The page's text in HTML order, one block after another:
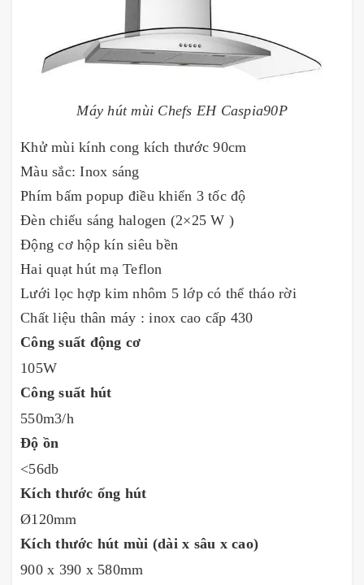
Máy hút mùi Chefs EH Caspia90P
Khử mùi kính cong kích thước 90cm
Màu sắc: Inox sáng
Phím bấm popup điều khiển 3 tốc độ
Đèn chiếu sáng halogen (2×25 W )
Động cơ hộp kín siêu bền
Hai quạt hút mạ Teflon
Lưới lọc hợp kim nhôm 5 lớp có thể tháo rời
Chất liệu thân máy : inox cao cấp 430
Công suất động cơ
105W
Công suất hút
550m3/h
Độ ồn
<56db
Kích thước ống hút
Ø120mm
Kích thước hút mùi (dài x sâu x cao)
900 x 390 x 580mm